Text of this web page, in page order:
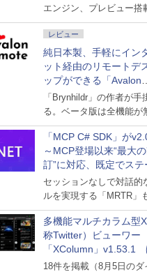
エンジン、プレビュー搭
レビュー
純日本製、手軽にイン
ット経由のリモートデ
ップができる「Avalon
remote」
「Brynhildr」の作者が手
る。ベータ版は全機能が
「MCP C# SDK」が
～MCP登場以来“最大
訂”に対応、既定でステ
レスへ
セッションなしで対話的
ルを実現する「MRTR」
多機能マルチカラム型
称Twitter）ビューワー
「XColumn」v1.53.1
18件を掲載（8月5日のダ